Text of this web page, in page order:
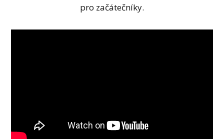
pro začátečníky.